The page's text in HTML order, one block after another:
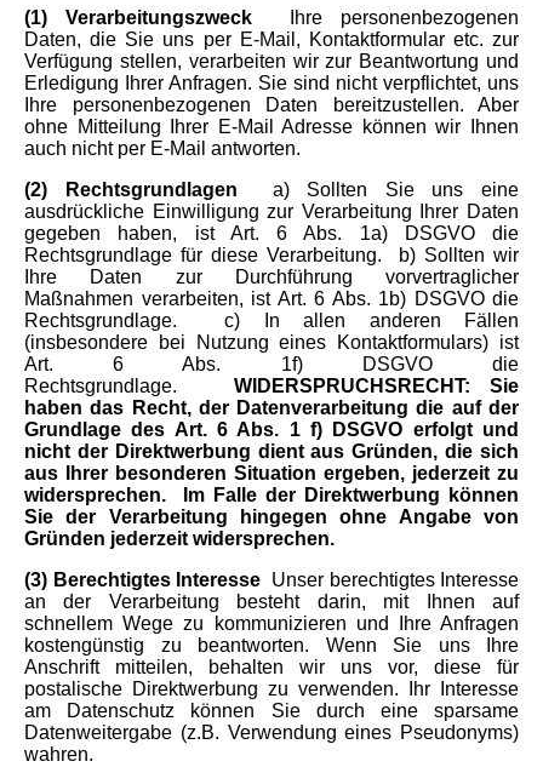
(1) Verarbeitungszweck
Ihre personenbezogenen
Daten, die Sie uns per E-Mail, Kontaktformular etc. zur
Verfügung stellen, verarbeiten wir zur Beantwortung und
Erledigung Ihrer Anfragen. Sie sind nicht verpflichtet, uns
Ihre personenbezogenen Daten bereitzustellen. Aber
ohne Mitteilung Ihrer E-Mail Adresse können wir Ihnen
auch nicht per E-Mail antworten.
(2) Rechtsgrundlagen
a) Sollten Sie uns eine
ausdrückliche Einwilligung zur Verarbeitung Ihrer Daten
gegeben haben, ist Art. 6 Abs. 1a) DSGVO die
Rechtsgrundlage für diese Verarbeitung.
b) Sollten wir
Ihre Daten zur Durchführung vorvertraglicher
Maßnahmen verarbeiten, ist Art. 6 Abs. 1b) DSGVO die
Rechtsgrundlage.
c) In allen anderen Fällen
(insbesondere bei Nutzung eines Kontaktformulars) ist
Art. 6 Abs. 1f) DSGVO die
Rechtsgrundlage.
WIDERSPRUCHSRECHT: Sie
haben das Recht, der Datenverarbeitung die auf der
Grundlage des Art. 6 Abs. 1 f) DSGVO erfolgt und
nicht der Direktwerbung dient aus Gründen, die sich
aus Ihrer besonderen Situation ergeben, jederzeit zu
widersprechen.
Im Falle der Direktwerbung können
Sie der Verarbeitung hingegen ohne Angabe von
Gründen jederzeit widersprechen.
(3) Berechtigtes Interesse Unser berechtigtes Interesse
an der Verarbeitung besteht darin, mit Ihnen auf
schnellem Wege zu kommunizieren und Ihre Anfragen
kostengünstig zu beantworten. Wenn Sie uns Ihre
Anschrift mitteilen, behalten wir uns vor, diese für
postalische Direktwerbung zu verwenden. Ihr Interesse
am Datenschutz können Sie durch eine sparsame
Datenweitergabe (z.B. Verwendung eines Pseudonyms)
wahren.